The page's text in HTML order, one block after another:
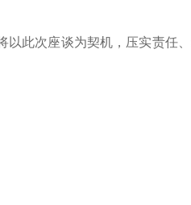
以此次座谈为契机，压实责任